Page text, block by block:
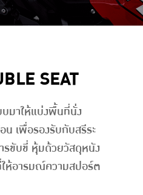
SEAT
มาให้แบ่งพื้นที่นั่ง
เพื่อรองรับกับสรีระ
รขับขี่ หุ้มด้วยวัสดุหนัง
ห้อารมณ์ความสปอร์ต